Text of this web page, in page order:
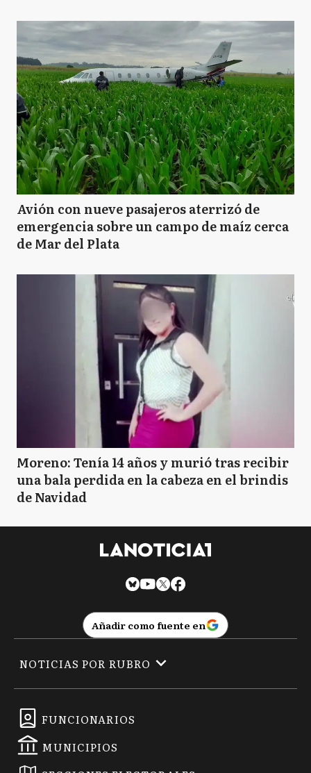
Avión con nueve pasajeros aterrizó de
emergencia sobre un campo de maíz cerca
de Mar del Plata
Moreno: Tenía 14 años y murió tras recibir
una bala perdida en la cabeza en el brindis
de Navidad
Añadir como fuente en
FUNCIONARIOS
MUNICIPIOS
NOTICIAS POR RUBRO